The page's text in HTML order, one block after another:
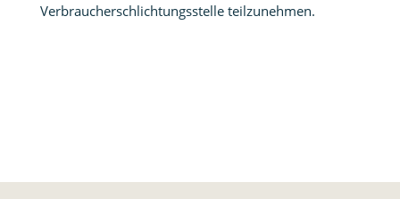
Verbraucherschlichtungsstelle teilzunehmen.